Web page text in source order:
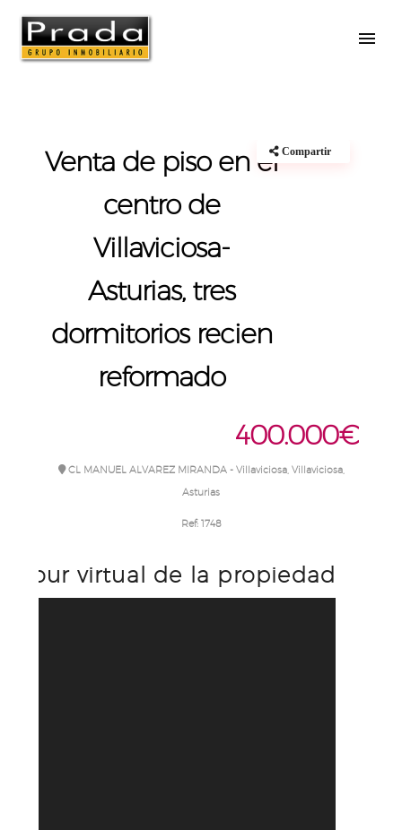
Venta de piso en el
centro de
Villaviciosa-
Asturias, tres
dormitorios recien
reformado
400.000€
CL MANUEL ALVAREZ MIRANDA - Villaviciosa, Villaviciosa,
Asturias
Ref: 1748
Compartir
Tour virtual de la propiedad